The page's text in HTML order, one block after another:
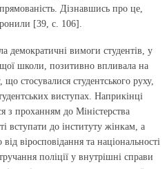
Дізнавшись про це,
[39, с. 106].
демократичні вимоги студентів, у
школи, позитивно впливала на
що стосувалися студентського руху,
виступах. Наприкінці
з проханням до Міністерства
вступати до інституту жінкам, а
віросповідання та національності
поліції у внутрішні справи